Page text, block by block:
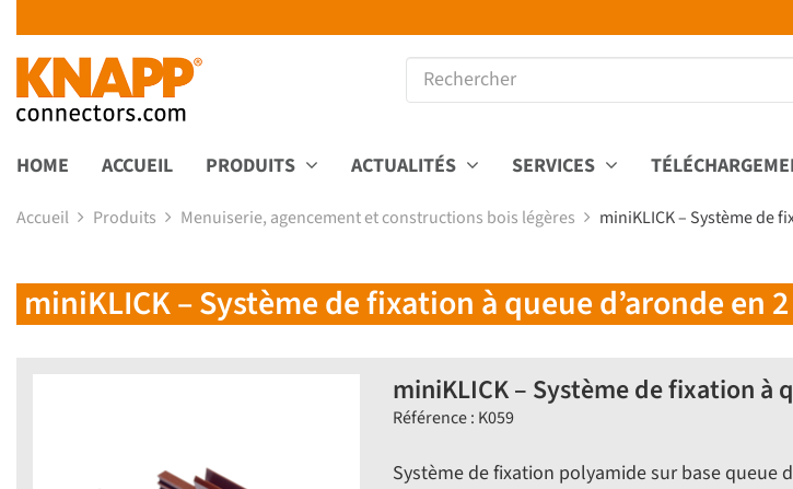
HOME ACCUEIL PRODUITS ACTUALITÉS SERVICES
Accueil Produits Menuiserie, agencement et constructions bois légères miniKLICK – Système de
miniKLICK – Système de fixation à queue d’aronde en
miniKLICK – Système de fixation à
Référence : K059
Système de fixation polyamide sur base queue